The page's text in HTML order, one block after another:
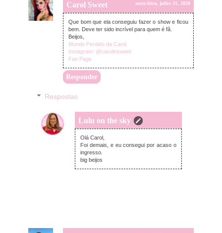
Carol Sweet sexta-feira, julho 31, 2020
Que bom que ela conseguiu fazer o show e ficou
bem. Deve ter sido incrível para quem é fã.
Beijos,
Mundo Perdido da Carol
Instagram: @carolinsweet
Fan Page
Responder
Respostas
Lulu on the sky
domingo, agosto 02, 2020
Olá Carol,
Foi demais, e eu consegui por acaso o
ingresso.
big beijos